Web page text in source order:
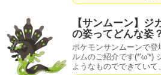
【サンムーン】ジ
の姿ってどんな姿？
ポケモンサンムーンで登
ルムのご紹介です(*'ω'*)
ようなものでできていて